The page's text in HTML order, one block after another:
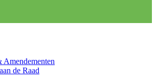
Amendementen
de Raad